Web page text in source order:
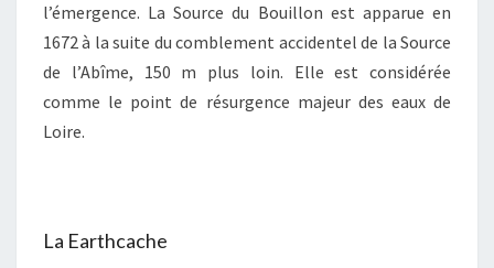
l’émergence. La Source du Bouillon est apparue en
1672 à la suite du comblement accidentel de la Source
de l’Abîme, 150 m plus loin. Elle est considérée
comme le point de résurgence majeur des eaux de
Loire.
La Earthcache